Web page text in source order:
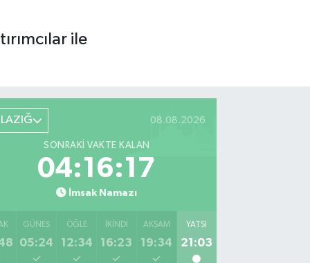
ile
08.08.2026
SONRAKI VAKTE KALAN
04:16:15
İmsak Namazı
GÜNEŞ
05:24
ÖĞLE
12:34
İKINDI
16:23
AKŞAM
19:34
YATSI
21:03